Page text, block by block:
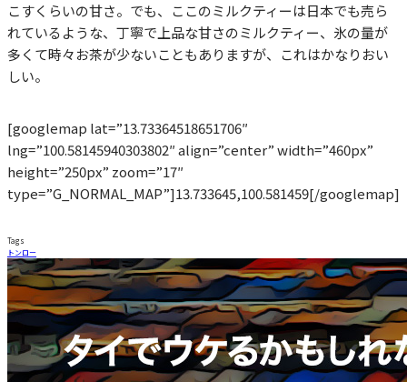
こすくらいの甘さ。でも、ここのミルクティーは日本でも売ら
れているような、丁寧で上品な甘さのミルクティー、氷の量が
多くて時々お茶が少ないこともありますが、これはかなりおい
しい。
[googlemap lat=”13.73364518651706″
lng=”100.58145940303802″ align=”center” width=”460px”
height=”250px” zoom=”17″
type=”G_NORMAL_MAP”]13.733645,100.581459[/googlemap]
Tags
トンロー